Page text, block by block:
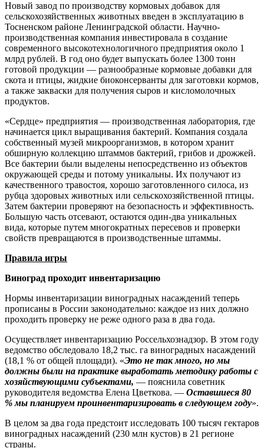
Новый завод по производству кормовых добавок для
сельскохозяйственных животных введен в эксплуатацию в
Тосненском районе Ленинградской области. Научно-
производственная компания инвестировала в создание
современного высокотехнологичного предприятия около 1
млрд рублей. В год оно будет выпускать более 1300 тонн
готовой продукции — разнообразные кормовые добавки для
скота и птицы, жидкие биоконсерванты для заготовки кормов,
а также закваски для получения сыров и кисломолочных
продуктов.
«Сердце» предприятия — производственная лаборатория, где
начинается цикл выращивания бактерий. Компания создала
собственный музей микроорганизмов, в котором хранит
обширную коллекцию штаммов бактерий, грибов и дрожжей.
Все бактерии были выделены непосредственно из объектов
окружающей среды и потому уникальны. Их получают из
качественного травостоя, хорошо заготовленного силоса, из
рубца здоровых животных или сельскохозяйственной птицы.
Затем бактерии проверяют на безопасность и эффективность.
Большую часть отсевают, остаются один-два уникальных
вида, которые путем многократных пересевов и проверки
свойств превращаются в производственные штаммы.
Правила игры
Виноград проходит инвентаризацию
Нормы инвентаризации виноградных насаждений теперь
прописаны в России законодательно: каждое из них должно
проходить проверку не реже одного раза в два года.
Осуществляет инвентаризацию Россельхознадзор. В этом году
ведомство обследовало 18,2 тыс. га виноградных насаждений
(18,1 % от общей площади). «Это не так много, но мы
должны были на практике выработать методику работы с
хозяйствующими субъектами, — пояснила советник
руководителя ведомства Елена Цветкова. — Оставшие­ся 80
% мы планируем проинвентаризировать в следующем году».
В целом за два года предстоит исследовать 100 тысяч гектаров
виноградных насаждений (230 млн кустов) в 21 регионе
страны.